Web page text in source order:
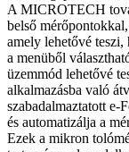
A MICROTECH
belső
amely lehetővé
a menüből
üzemmód lehetővé
alkalmazásba való
szabadalmaztatott e-
és automatizálja a
Ezek a mikron